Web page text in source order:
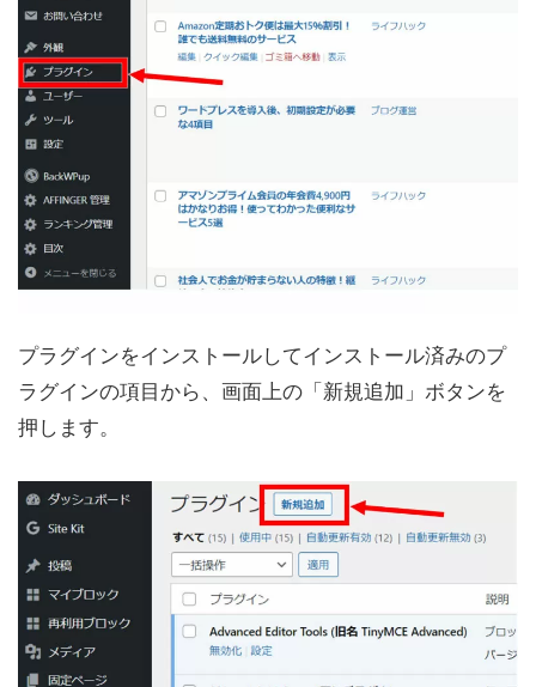
プラグインをインストールしてインストール済みのプ
ラグインの項目から、画面上の「新規追加」ボタンを
押します。